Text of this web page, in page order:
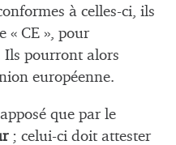
à celles-ci, ils
« CE », pour
Ils pourront alors
européenne.
que par le
; celui-ci doit attester